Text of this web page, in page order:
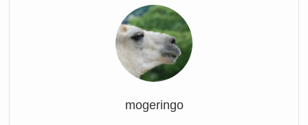
mogeringo